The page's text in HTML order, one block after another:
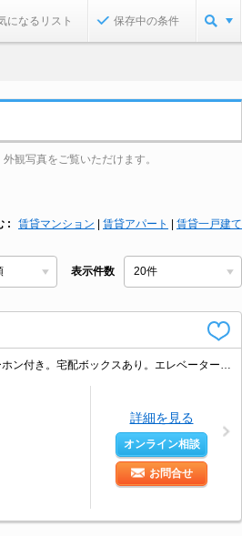
になるリスト 保存中の条件
観写真をご覧いただけます。
賃貸マンション 賃貸アパート 賃貸一戸建て
表示件数
詳細を見る
オンライン相談
お問合せ